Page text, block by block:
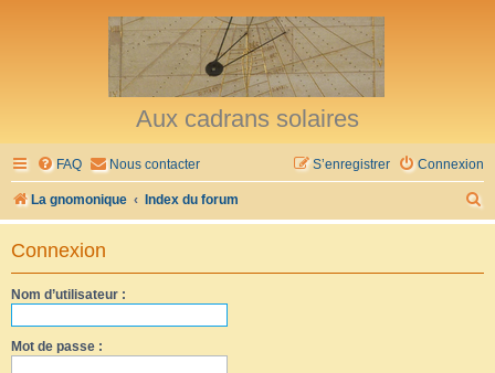
Aux cadrans solaires
FAQ Nous contacter Connexion
S’enregistrer
La gnomonique Index du forum
e
Connexion
Nom d’utilisateur :
Mot de passe :